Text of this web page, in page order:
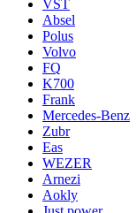
VST
Absel
Polus
Volvo
FQ
K700
Frank
Mercedes-Benz
Zubr
Eas
WEZER
Arnezi
Aokly